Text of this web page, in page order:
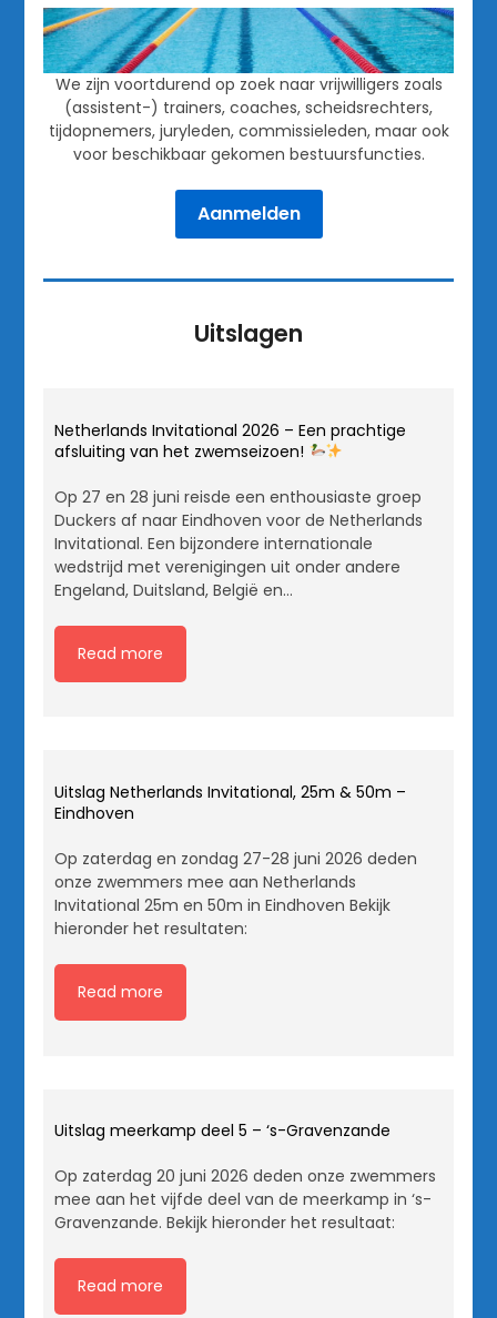
We zijn voortdurend op zoek naar vrijwilligers zoals
(assistent-) trainers, coaches, scheidsrechters,
tijdopnemers, juryleden, commissieleden, maar ook
voor beschikbaar gekomen bestuursfuncties.
Aanmelden
Uitslagen
Netherlands Invitational 2026 – Een prachtige
afsluiting van het zwemseizoen!
Op 27 en 28 juni reisde een enthousiaste groep
Duckers af naar Eindhoven voor de Netherlands
Invitational. Een bijzondere internationale
wedstrijd met verenigingen uit onder andere
Engeland, Duitsland, België en…
Read more
Uitslag Netherlands Invitational, 25m & 50m –
Eindhoven
Op zaterdag en zondag 27-28 juni 2026 deden
onze zwemmers mee aan Netherlands
Invitational 25m en 50m in Eindhoven Bekijk
hieronder het resultaten:
Read more
Uitslag meerkamp deel 5 – ‘s-Gravenzande
Op zaterdag 20 juni 2026 deden onze zwemmers
mee aan het vijfde deel van de meerkamp in ‘s-
Gravenzande. Bekijk hieronder het resultaat:
Read more